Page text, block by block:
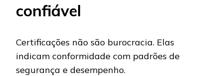
confiável
Certificações não são burocracia. Elas
indicam conformidade com padrões de
segurança e desempenho.